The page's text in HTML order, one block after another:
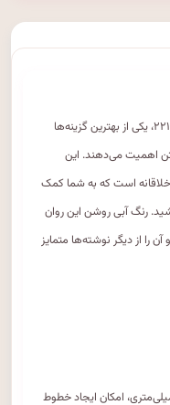
روان نویس ۰.۴ نوک نمدی انر آبی روشن کد: ۲۲۱۰۱، یکی از بهترین گزینه‌ها
اهمیت می‌دهند. این
خلاقانه است که به شما کمک
رنگ آبی روشن این روان
از دیگر نوشته‌ها متمایز
روان نویس با نوک نمدی بسیار دقیق ۰.۴ میلی‌متری، امکان ایجاد خطوط